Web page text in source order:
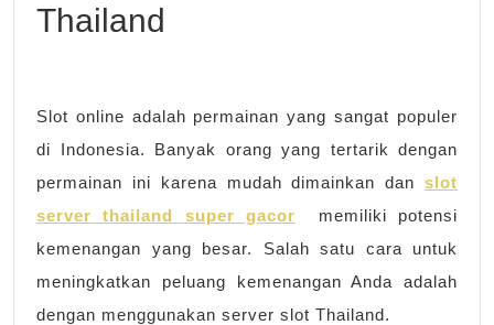
Thailand
Slot online adalah permainan yang sangat populer
di Indonesia. Banyak orang yang tertarik dengan
permainan ini karena mudah dimainkan dan slot
server thailand super gacor memiliki potensi
kemenangan yang besar. Salah satu cara untuk
meningkatkan peluang kemenangan Anda adalah
dengan menggunakan server slot Thailand.